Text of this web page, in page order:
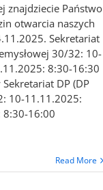
znajdziecie Państwo
otwarcia naszych
Sekretariat
30/32: 10-
8:30-16:30
DP (DP
10-11.11.2025:
8:30-16:00
Read More